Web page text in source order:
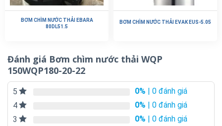
BƠM CHÌM NƯỚC THẢI EBARA
80DL51.5
BƠM CHÌM NƯỚC THẢI EVAK EUS-5.05
Đánh giá Bơm chìm nước thải WQP
150WQP180-20-22
5 0% | 0 đánh giá
4
0% | 0 đánh giá
3
0% | 0 đánh giá